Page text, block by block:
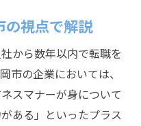
る企業を選ぶ方法
ャリアプラン設計の
卒が求める成長環境
われない転職成功法
の視点で解説
から数年以内で転職を
市の企業においては、
スマナーが身について
ある」といったプラス